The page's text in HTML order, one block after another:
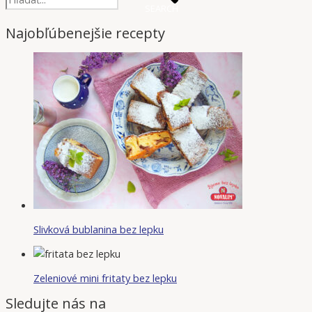
Najobľúbenejšie recepty
Slivková bublanina bez lepku
Zeleniové mini fritaty bez lepku
Sledujte nás na